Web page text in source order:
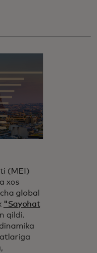
(MEI)
xos
global
"Sayohat
qildi.